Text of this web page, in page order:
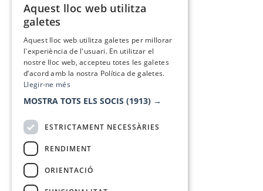
Aquest lloc web utilitza
galetes
Aquest lloc web utilitza galetes per millorar
l'experiència de l'usuari. En utilitzar el
nostre lloc web, accepteu totes les galetes
d’acord amb la nostra Política de galetes.
Llegir-ne més
MOSTRA TOTS ELS SOCIS (1913) →
ESTRICTAMENT NECESSÀRIES
RENDIMENT
ORIENTACIÓ